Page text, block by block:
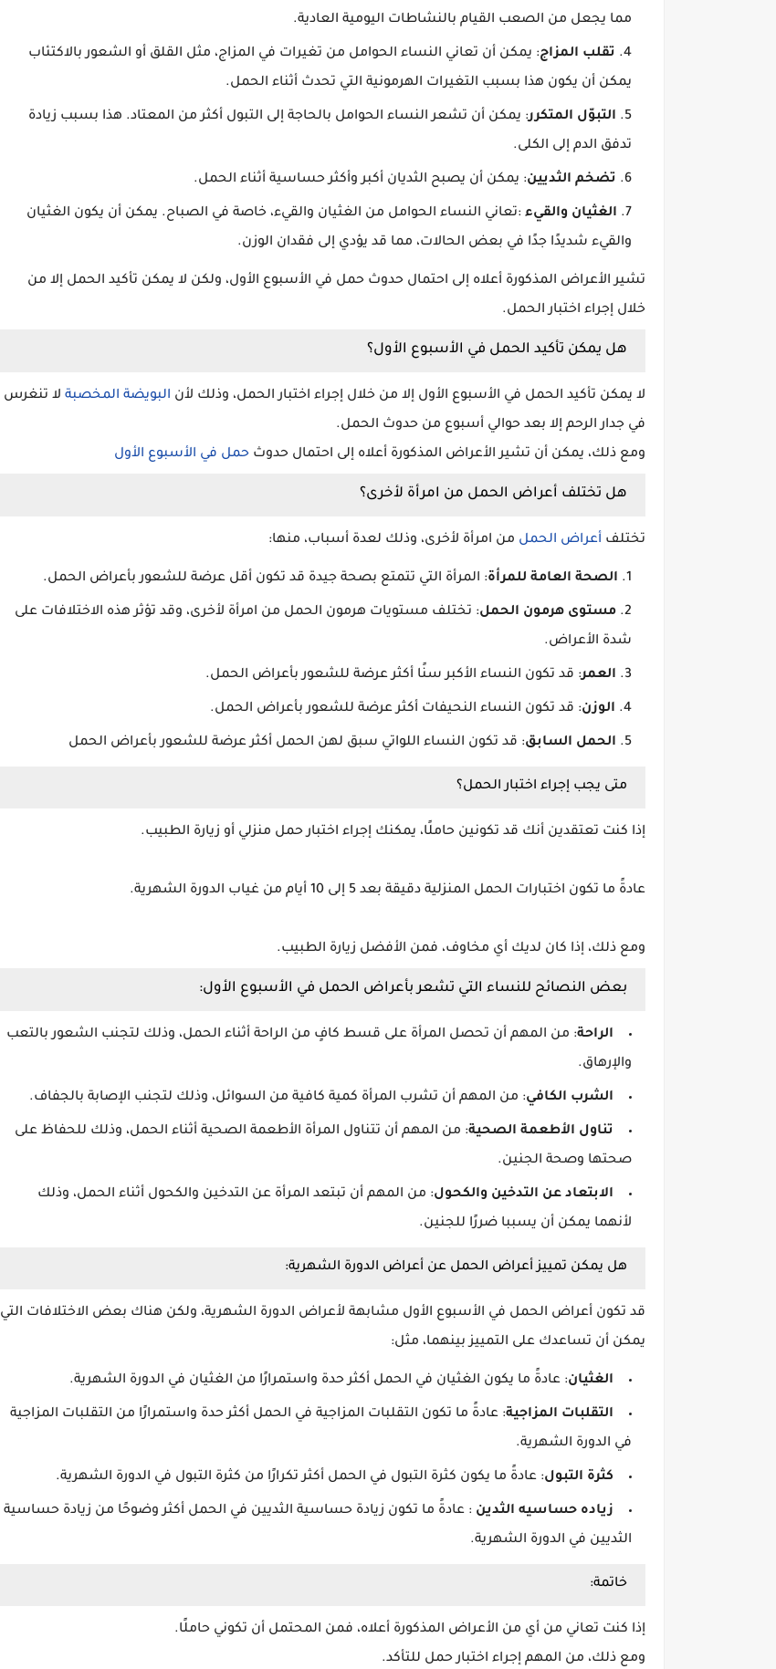
مما يجعل من الصعب القيام بالنشاطات اليومية العادية.
تقلب المزاج: يمكن أن تعاني النساء الحوامل من تغيرات في المزاج، مثل القلق أو الشعور بالاكتئاب
يمكن أن يكون هذا بسبب التغيرات الهرمونية التي تحدث أثناء الحمل.
التبوّل المتكرر: يمكن أن تشعر النساء الحوامل بالحاجة إلى التبول أكثر من المعتاد. هذا بسبب زيادة
تدفق الدم إلى الكلى.
تضخم الثديين: يمكن أن يصبح الثديان أكبر وأكثر حساسية أثناء الحمل.
الغثيان والقيء :تعاني النساء الحوامل من الغثيان والقيء، خاصة في الصباح. يمكن أن يكون الغثيان
والقيء شديدًا جدًا في بعض الحالات، مما قد يؤدي إلى فقدان الوزن.
تشير الأعراض المذكورة أعلاه إلى احتمال حدوث حمل في الأسبوع الأول، ولكن لا يمكن تأكيد الحمل إلا من
خلال إجراء اختبار الحمل.
هل يمكن تأكيد الحمل في الأسبوع الأول؟
لا يمكن تأكيد الحمل في الأسبوع الأول إلا من خلال إجراء اختبار الحمل، وذلك لأن البويضة المخصبة لا تنغرس
في جدار الرحم إلا بعد حوالي أسبوع من حدوث الحمل.
ومع ذلك، يمكن أن تشير الأعراض المذكورة أعلاه إلى احتمال حدوث حمل في الأسبوع الأول
هل تختلف أعراض الحمل من امرأة لأخرى؟
تختلف أعراض الحمل من امرأة لأخرى، وذلك لعدة أسباب، منها:
الصحة العامة للمرأة: المرأة التي تتمتع بصحة جيدة قد تكون أقل عرضة للشعور بأعراض الحمل.
مستوى هرمون الحمل: تختلف مستويات هرمون الحمل من امرأة لأخرى، وقد تؤثر هذه الاختلافات على
شدة الأعراض.
العمر: قد تكون النساء الأكبر سنًا أكثر عرضة للشعور بأعراض الحمل.
الوزن: قد تكون النساء النحيفات أكثر عرضة للشعور بأعراض الحمل.
الحمل السابق: قد تكون النساء اللواتي سبق لهن الحمل أكثر عرضة للشعور بأعراض الحمل
متى يجب إجراء اختبار الحمل؟
إذا كنت تعتقدين أنك قد تكونين حاملًا، يمكنك إجراء اختبار حمل منزلي أو زيارة الطبيب.
عادةً ما تكون اختبارات الحمل المنزلية دقيقة بعد 5 إلى 10 أيام من غياب الدورة الشهرية.
ومع ذلك، إذا كان لديك أي مخاوف، فمن الأفضل زيارة الطبيب.
بعض النصائح للنساء التي تشعر بأعراض الحمل في الأسبوع الأول:
الراحة: من المهم أن تحصل المرأة على قسط كافٍ من الراحة أثناء الحمل، وذلك لتجنب الشعور بالتعب
والإرهاق.
الشرب الكافي: من المهم أن تشرب المرأة كمية كافية من السوائل، وذلك لتجنب الإصابة بالجفاف.
تناول الأطعمة الصحية: من المهم أن تتناول المرأة الأطعمة الصحية أثناء الحمل، وذلك للحفاظ على
صحتها وصحة الجنين.
الابتعاد عن التدخين والكحول: من المهم أن تبتعد المرأة عن التدخين والكحول أثناء الحمل، وذلك
لأنهما يمكن أن يسببا ضررًا للجنين.
هل يمكن تمييز أعراض الحمل عن أعراض الدورة الشهرية:
قد تكون أعراض الحمل في الأسبوع الأول مشابهة لأعراض الدورة الشهرية، ولكن هناك بعض الاختلافات التي
يمكن أن تساعدك على التمييز بينهما، مثل:
الغثيان: عادةً ما يكون الغثيان في الحمل أكثر حدة واستمرارًا من الغثيان في الدورة الشهرية.
التقلبات المزاجية: عادةً ما تكون التقلبات المزاجية في الحمل أكثر حدة واستمرارًا من التقلبات المزاجية
في الدورة الشهرية.
كثرة التبول: عادةً ما يكون كثرة التبول في الحمل أكثر تكرارًا من كثرة التبول في الدورة الشهرية.
زياده حساسيه الثدين : عادةً ما تكون زيادة حساسية الثديين في الحمل أكثر وضوحًا من زيادة حساسية
الثديين في الدورة الشهرية.
خاتمة:
إذا كنت تعاني من أي من الأعراض المذكورة أعلاه، فمن المحتمل أن تكوني حاملًا.
ومع ذلك، من المهم إجراء اختبار حمل للتأكد.